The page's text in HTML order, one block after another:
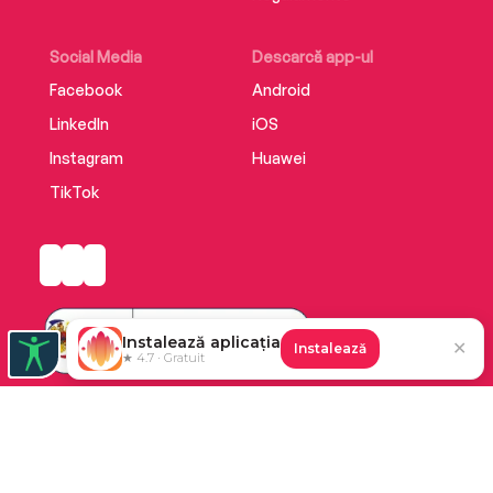
Social Media
Facebook
LinkedIn
Instagram
TikTok
Descarcă app-ul
Android
iOS
Huawei
Instalează aplicația
★ 4.7 · Gratuit
Instalează ✕